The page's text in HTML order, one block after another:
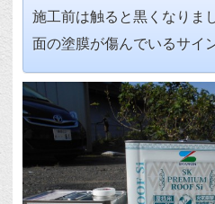
施工前は触ると黒くなりま
面の塗膜が傷んでいるサイ